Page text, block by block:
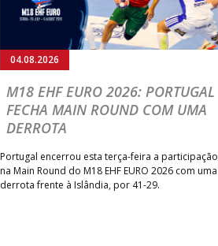
04.08.2026
M18 EHF EURO 2026: PORTUGAL
FECHA MAIN ROUND COM UMA
DERROTA
Portugal encerrou esta terça-feira a participação
na Main Round do M18 EHF EURO 2026 com uma
derrota frente à Islândia, por 41-29.